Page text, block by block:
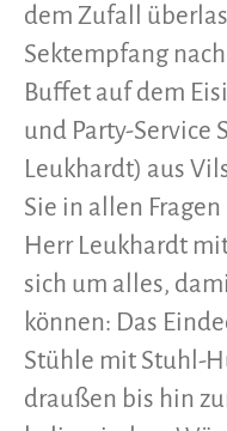
dem Zufall
Sektempfang
Buffet auf dem
und Party-Service
Leukhardt) aus
Sie in allen
Herr Leukhardt
sich um alles,
können: Das
Stühle mit Stuhl-
draußen bis hin